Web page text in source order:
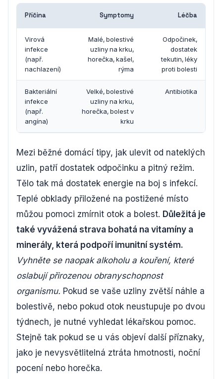
Příčina Symptomy Léčba
Virová
infekce
(např.
nachlazení)
Malé, bolestivé
uzliny na krku,
horečka, kašel,
rýma
Odpočinek,
dostatek
tekutin, léky
proti bolesti
Bakteriální
infekce
(např.
angína)
Velké, bolestivé
uzliny na krku,
horečka, bolest v
krku
Antibiotika
Mezi běžné domácí tipy, jak ulevit od nateklých
uzlin, patří dostatek odpočinku a pitný režim.
Tělo tak má dostatek energie na boj s infekcí.
Teplé obklady přiložené na postižené místo
můžou pomoci zmírnit otok a bolest. Důležitá je
také vyvážená strava bohatá na vitamíny a
minerály, která podpoří imunitní systém.
Vyhněte se naopak alkoholu a kouření, které
oslabují přirozenou obranyschopnost
organismu. Pokud se vaše uzliny zvětší náhle a
bolestivě, nebo pokud otok neustupuje po dvou
týdnech, je nutné vyhledat lékařskou pomoc.
Stejně tak pokud se u vás objeví další příznaky,
jako je nevysvětlitelná ztráta hmotnosti, noční
pocení nebo horečka.